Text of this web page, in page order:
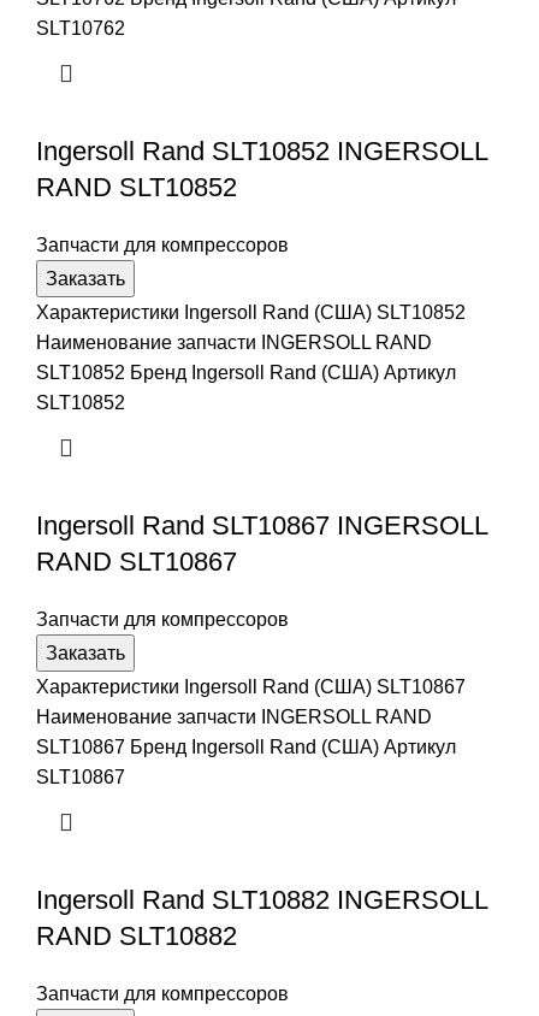
SLT10762
Ingersoll Rand SLT10852 INGERSOLL
RAND SLT10852
Запчасти для компрессоров
Заказать
Характеристики Ingersoll Rand (США) SLT10852
Наименование запчасти INGERSOLL RAND
SLT10852 Бренд Ingersoll Rand (США) Артикул
SLT10852
Ingersoll Rand SLT10867 INGERSOLL
RAND SLT10867
Запчасти для компрессоров
Заказать
Характеристики Ingersoll Rand (США) SLT10867
Наименование запчасти INGERSOLL RAND
SLT10867 Бренд Ingersoll Rand (США) Артикул
SLT10867
Ingersoll Rand SLT10882 INGERSOLL
RAND SLT10882
Запчасти для компрессоров